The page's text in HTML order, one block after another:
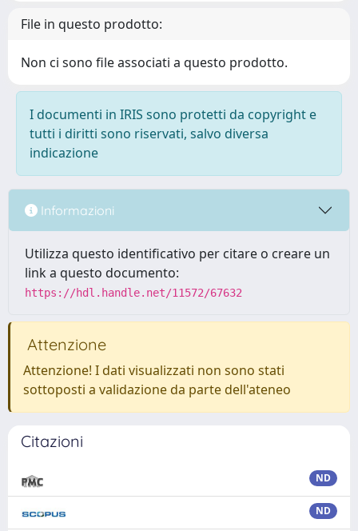
File in questo prodotto:
Non ci sono file associati a questo prodotto.
I documenti in IRIS sono protetti da copyright e
tutti i diritti sono riservati, salvo diversa
indicazione
Informazioni
Utilizza questo identificativo per citare o creare un
link a questo documento:
https://hdl.handle.net/11572/67632
Attenzione
Attenzione! I dati visualizzati non sono stati
sottoposti a validazione da parte dell'ateneo
Citazioni
ND
ND